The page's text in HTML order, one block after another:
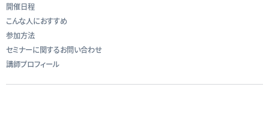
開催日程
こんな人におすすめ
参加方法
セミナーに関するお問い合わせ
講師プロフィール